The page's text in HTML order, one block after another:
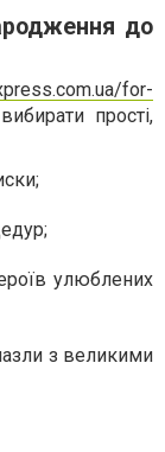
до
for-
прості,
улюблених
з великими